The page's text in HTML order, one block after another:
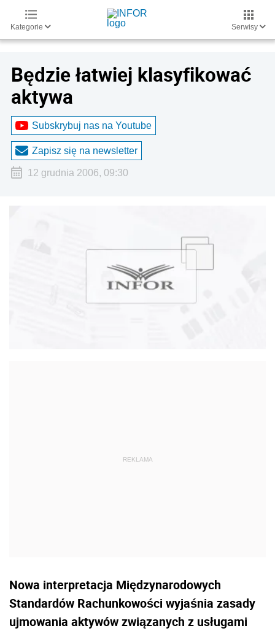
Kategorie Serwisy
Będzie łatwiej klasyfikować
aktywa
Subskrybuj nas na Youtube
Zapisz się na newsletter
12 grudnia 2006, 09:30
Nowa interpretacja Międzynarodowych
Standardów Rachunkowości wyjaśnia zasady
ujmowania aktywów związanych z usługami